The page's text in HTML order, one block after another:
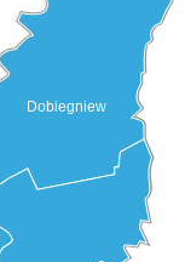
Dobiegniew